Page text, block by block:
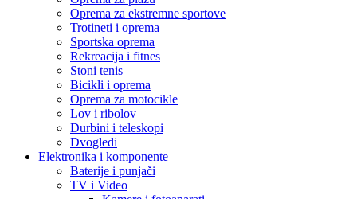
Oprema za ekstremne sportove
Trotineti i oprema
Sportska oprema
Rekreacija i fitnes
Stoni tenis
Bicikli i oprema
Oprema za motocikle
Lov i ribolov
Durbini i teleskopi
Dvogledi
Elektronika i komponente
Baterije i punjači
TV i Video